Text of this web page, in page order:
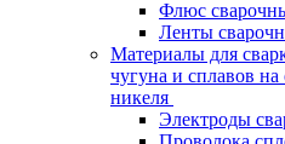
Флюс
Ленты
Материалы для
чугуна и сплавов на
никеля
Электроды